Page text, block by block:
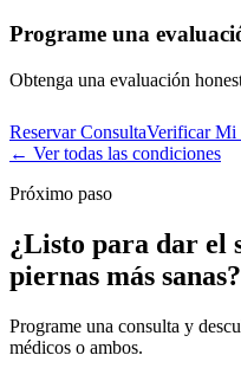
Programe una
Obtenga una evaluación
Reservar ConsultaVerificar Mi
← Ver todas las condiciones
Próximo paso
¿Listo para dar el
piernas más sanas?
Programe una consulta y
médicos o ambos.